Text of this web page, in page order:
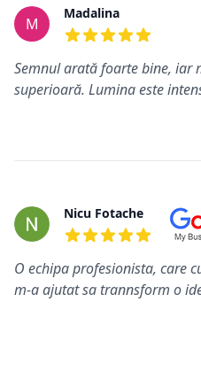
Commentaires
M
Madalina
Semnul arată foarte bine, iar
superioară. Lumina este
Nicu Fotache
O echipa profesionista, care
m-a ajutat sa trannsform o